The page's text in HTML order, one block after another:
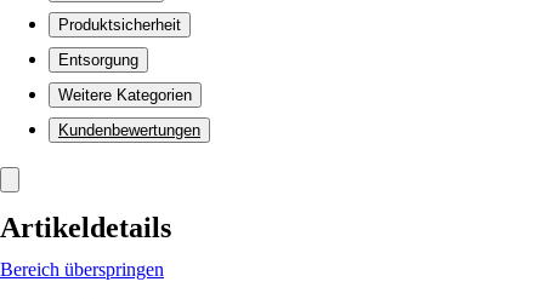
Produktsicherheit
Entsorgung
Weitere Kategorien
Kundenbewertungen
Artikeldetails
Bereich überspringen